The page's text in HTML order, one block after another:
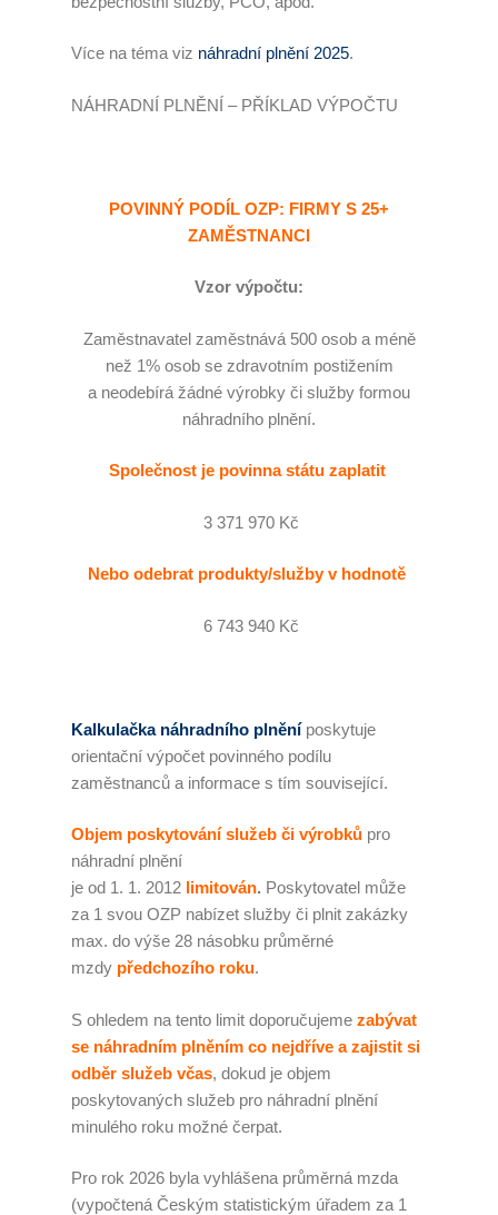
Více na téma viz náhradní plnění 2025.
NÁHRADNÍ PLNĚNÍ – PŘÍKLAD VÝPOČTU
POVINNÝ PODÍL OZP: FIRMY S 25+
ZAMĚSTNANCI
Vzor výpočtu:
Zaměstnavatel zaměstnává 500 osob a méně
než 1% osob se zdravotním postižením
a neodebírá žádné výrobky či služby formou
náhradního plnění.
Společnost je povinna státu zaplatit
3 371 970 Kč
Nebo odebrat produkty/služby v hodnotě
6 743 940 Kč
Kalkulačka náhradního plněníposkytuje
orientační výpočet povinného podílu
zaměstnanců a informace s tím související.
Objem poskytování služeb či výrobků pro
náhradní plnění
je od 1. 1. 2012 limitován. Poskytovatel může
za 1 svou OZP nabízet služby či plnit zakázky
max. do výše 28 násobku průměrné
mzdy předchozího roku.
S ohledem na tento limit doporučujeme zabývat
se náhradním plněním co nejdříve a zajistit si
odběr služeb včas, dokud je objem
poskytovaných služeb pro náhradní plnění
minulého roku možné čerpat.
Pro rok 2026 byla vyhlášena průměrná mzda
(vypočtená Českým statistickým úřadem za 1